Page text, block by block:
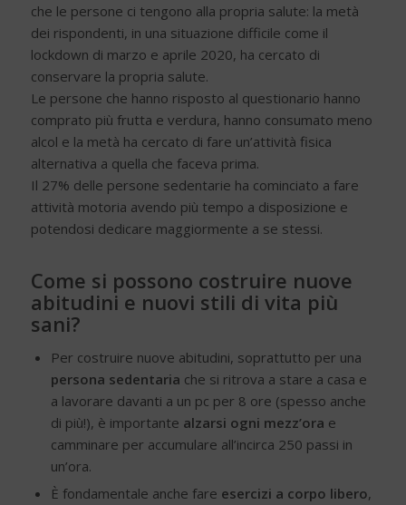
che le persone ci tengono alla propria salute: la metà
dei rispondenti, in una situazione difficile come il
lockdown di marzo e aprile 2020, ha cercato di
conservare la propria salute.
Le persone che hanno risposto al questionario hanno
comprato più frutta e verdura, hanno consumato meno
alcol e la metà ha cercato di fare un’attività fisica
alternativa a quella che faceva prima.
Il 27% delle persone sedentarie ha cominciato a fare
attività motoria avendo più tempo a disposizione e
potendosi dedicare maggiormente a se stessi.
Come si possono costruire nuove
abitudini e nuovi stili di vita più
sani?
Per costruire nuove abitudini, soprattutto per una
persona sedentaria che si ritrova a stare a casa e
a lavorare davanti a un pc per 8 ore (spesso anche
di più!), è importante alzarsi ogni mezz’ora e
camminare per accumulare all’incirca 250 passi in
un’ora.
È fondamentale anche fare esercizi a corpo libero,